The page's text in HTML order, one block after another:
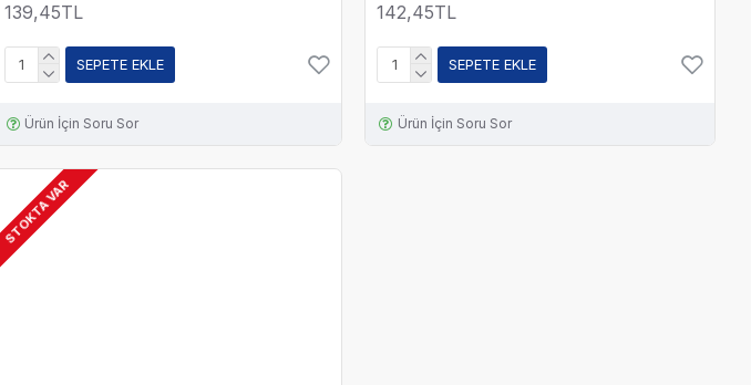
139,45TL
SEPETE EKLE
Ürün İçin Soru Sor
142,45TL
SEPETE EKLE
Ürün İçin Soru Sor
STOKTA VAR